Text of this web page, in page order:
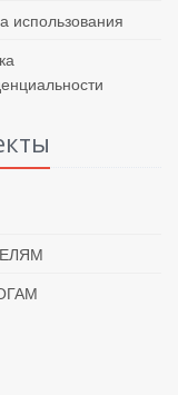
использования